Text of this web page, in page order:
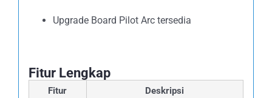
Upgrade Board Pilot Arc tersedia
Fitur Lengkap
Fitur Deskripsi